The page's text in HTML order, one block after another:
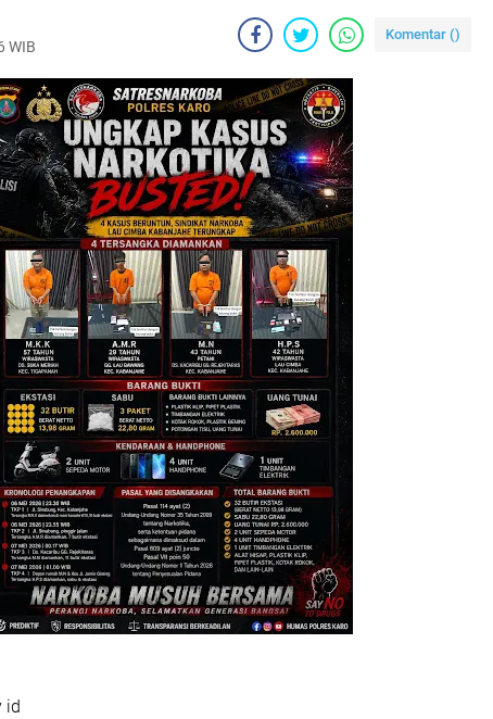
WIB
Komentar ()
id